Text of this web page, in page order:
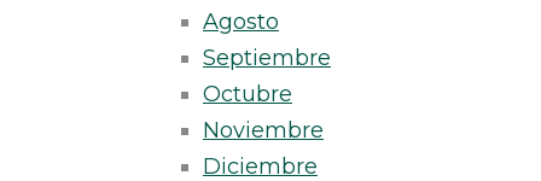
Agosto
Septiembre
Octubre
Noviembre
Diciembre